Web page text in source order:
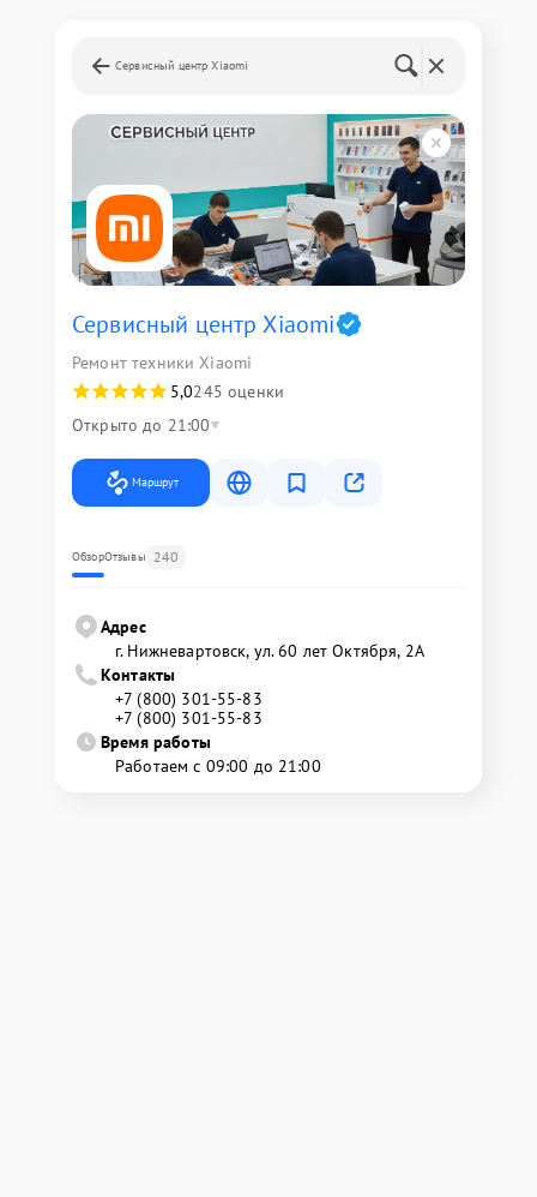
Сервисный центр Xiaomi
Сервисный центр Xiaomi
Ремонт техники Xiaomi
5,0245 оценки
Открыто до 21:00
Маршрут
ОбзорОтзывы 240
Адрес
г. Нижневартовск, ул. 60 лет Октября, 2А
Контакты
+7 (800) 301-55-83
+7 (800) 301-55-83
Время работы
Работаем с 09:00 до 21:00